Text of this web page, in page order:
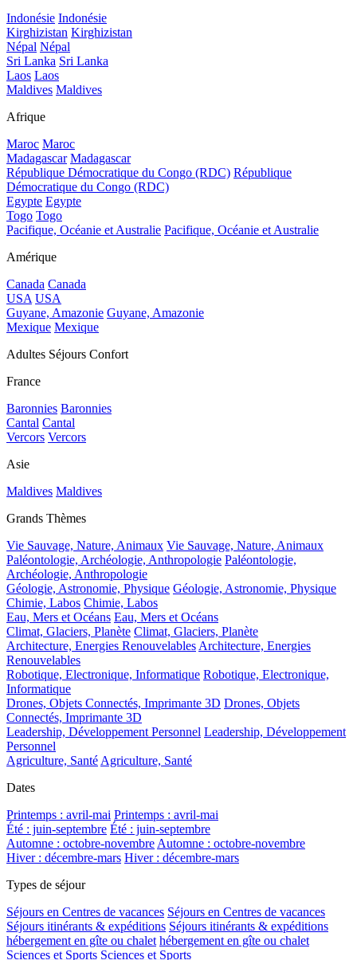
Indonésie Indonésie
Kirghizistan Kirghizistan
Népal Népal
Sri Lanka Sri Lanka
Laos Laos
Maldives Maldives
Afrique
Maroc Maroc
Madagascar Madagascar
République Démocratique du Congo (RDC) République
Démocratique du Congo (RDC)
Egypte Egypte
Togo Togo
Pacifique, Océanie et Australie Pacifique, Océanie et Australie
Amérique
Canada Canada
USA USA
Guyane, Amazonie Guyane, Amazonie
Mexique Mexique
Adultes Séjours Confort
France
Baronnies Baronnies
Cantal Cantal
Vercors Vercors
Asie
Maldives Maldives
Grands Thèmes
Vie Sauvage, Nature, Animaux Vie Sauvage, Nature, Animaux
Paléontologie, Archéologie, Anthropologie Paléontologie,
Archéologie, Anthropologie
Géologie, Astronomie, Physique Géologie, Astronomie, Physique
Chimie, Labos Chimie, Labos
Eau, Mers et Océans Eau, Mers et Océans
Climat, Glaciers, Planète Climat, Glaciers, Planète
Architecture, Energies RenouvelablesArchitecture, Energies
Renouvelables
Robotique, Electronique, Informatique Robotique, Electronique,
Informatique
Drones, Objets Connectés, Imprimante 3D Drones, Objets
Connectés, Imprimante 3D
Leadership, Développement Personnel Leadership, Développement
Personnel
Agriculture, SantéAgriculture, Santé
Dates
Printemps : avril-mai Printemps : avril-mai
Été : juin-septembre Été : juin-septembre
Automne : octobre-novembreAutomne : octobre-novembre
Hiver : décembre-mars Hiver : décembre-mars
Types de séjour
Séjours en Centres de vacances Séjours en Centres de vacances
Séjours itinérants & expéditions Séjours itinérants & expéditions
hébergement en gîte ou chalet hébergement en gîte ou chalet
Sciences et Sports Sciences et Sports